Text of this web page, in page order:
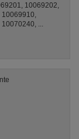
10069202,
10069910,
...